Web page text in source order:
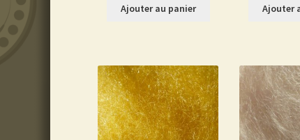
Ajouter au panier Ajouter